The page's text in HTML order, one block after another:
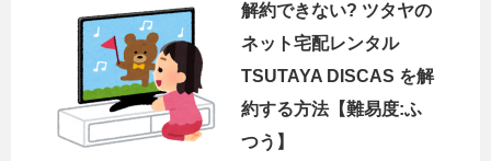
解約できない? ツタヤの
ネット宅配レンタル
TSUTAYA DISCAS を解
約する方法【難易度:ふ
つう】